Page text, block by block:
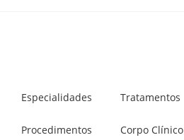
Especialidades Tratamentos
Procedimentos Corpo Clínico